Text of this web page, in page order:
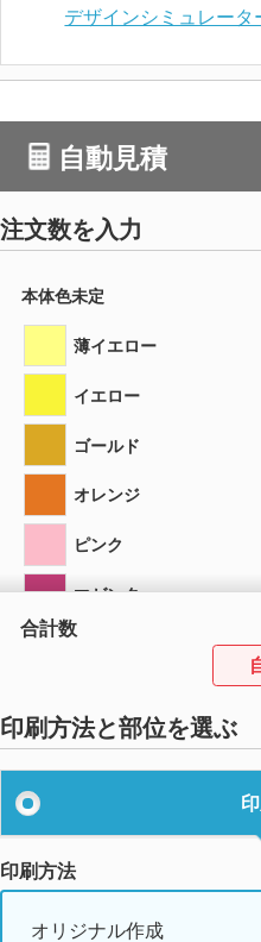
デザインシミュレー
自動見積
注文数を入力
本体色未定
薄イエロー
イエロー
ゴールド
オレンジ
ピンク
マゼンタ
レッド
パープル
サックス
シアンブルー
合計数
印刷方法と部位を選ぶ
印刷方法
オリジナル作成